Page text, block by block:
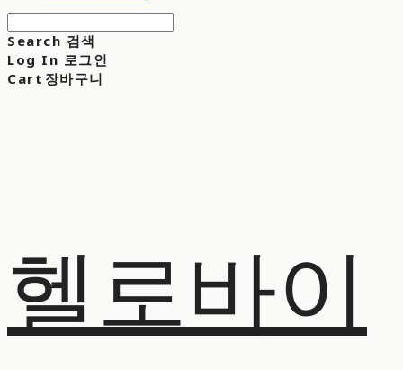
Search 검색
Log In 로그인
Cart 장바구니
헬로바이